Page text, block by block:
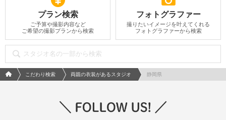
プラン検索
ご予算や撮影内容など
ご希望の撮影プランから検索
フォトグラファー
撮りたいイメージを叶えてくれる
フォトグラファーから検索
フォトウエディング/結婚写真のPhotorait ホーム
こだわり検索 両親の衣装があるスタジオ 静岡県